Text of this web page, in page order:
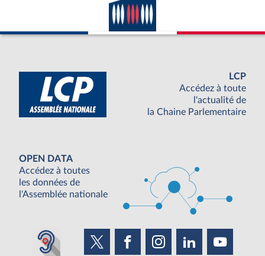
LCP
Accédez à toute
l'actualité de
la Chaine Parlementaire
OPEN DATA
Accédez à toutes
les données de
l'Assemblée nationale